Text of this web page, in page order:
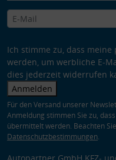
Ich stimme zu, dass
werden, um werbliche E-
dies jederzeit widerrufen
Anmelden
Für den Versand unserer
Anmeldung stimmen Sie zu,
übermittelt werden. Beachten
Datenschutzbestimmungen.